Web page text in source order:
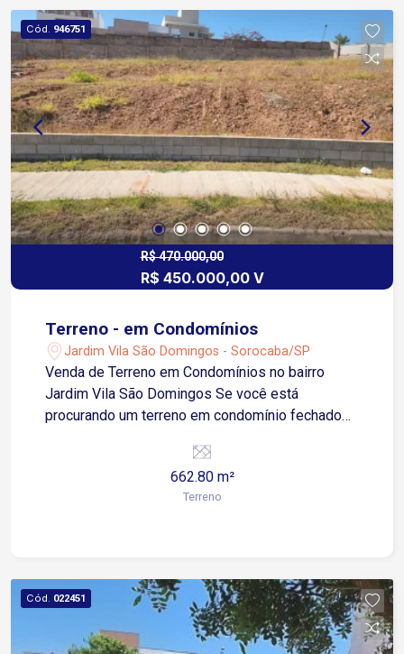
Cód. 946751
R$ 470.000,00
R$ 450.000,00 V
Terreno - em Condomínios
Jardim Vila São Domingos - Sorocaba/SP
Venda de Terreno em Condomínios no bairro
Jardim Vila São Domingos Se você está
procurando um terreno em condomínio fechado
esta oportunidade única de adquirir um terreno
em condomínio fechado em uma das melhores
regiões de Sorocaba/SP. Entre em contato
662.80 m²
Terreno
Cód. 022451